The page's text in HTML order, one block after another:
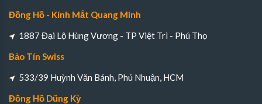
Đồng Hồ - Kính Mắt Quang Minh
1887 Đại Lộ Hùng Vương - TP Việt Trì - Phú Thọ
Bảo Tín Swiss
533/39 Huỳnh Văn Bánh, Phú Nhuận, HCM
Đồng Hồ Dũng Kỳ